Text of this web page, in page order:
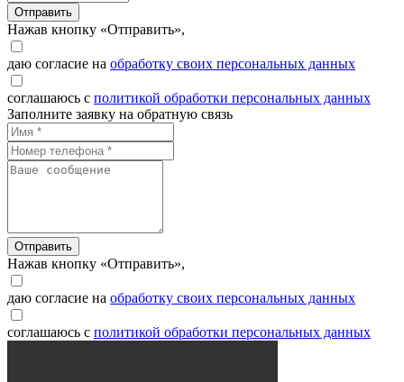
Отправить
Нажав кнопку «Отправить»,
даю согласие на обработку своих персональных данных
соглашаюсь с политикой обработки персональных данных
Заполните заявку на обратную связь
Отправить
Нажав кнопку «Отправить»,
даю согласие на обработку своих персональных данных
соглашаюсь с политикой обработки персональных данных